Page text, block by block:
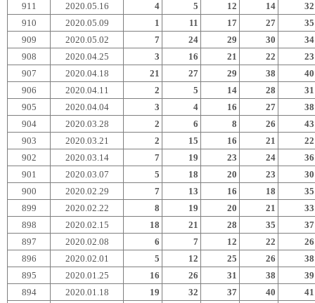
911
2020.05.16 4 5 12 14
32
910
2020.05.09 1 11 17 27
35
909
2020.05.02 7 24 29 30
34
908
2020.04.25 3 16 21 22
23
907
2020.04.18 21 27 29 38
40
906
2020.04.11 2 5 14 28
31
905
2020.04.04 3 4 16 27
38
904
2020.03.28 2 6 8 26
43
903
2020.03.21 2 15 16 21
22
902
2020.03.14 7 19 23 24
36
901
2020.03.07 5 18 20 23
30
900
2020.02.29 7 13 16 18
35
899
2020.02.22 8 19 20 21
33
898
2020.02.15 18 21 28 35
37
897
2020.02.08 6 7 12 22
26
896
2020.02.01 5 12 25 26
38
895
2020.01.25 16 26 31 38
39
894
2020.01.18 19 32 37 40
41